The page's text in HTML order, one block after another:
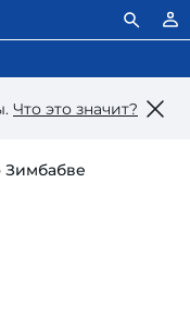
Что это значит?
Зимбабве